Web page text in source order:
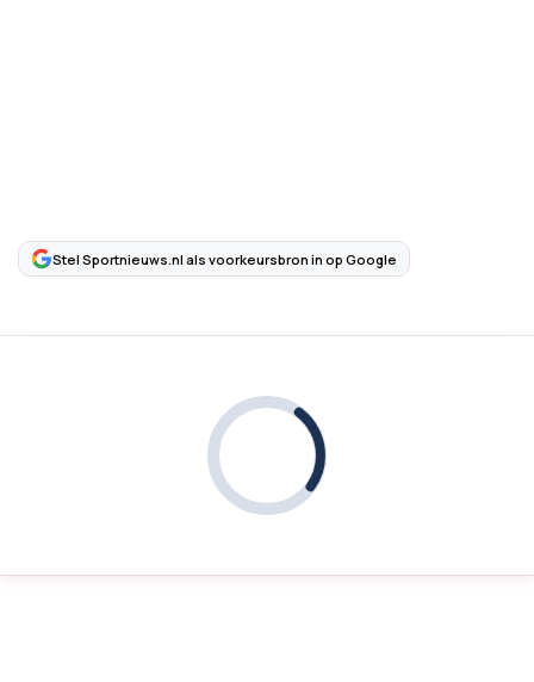
Stel Sportnieuws.nl als voorkeursbron in op Google